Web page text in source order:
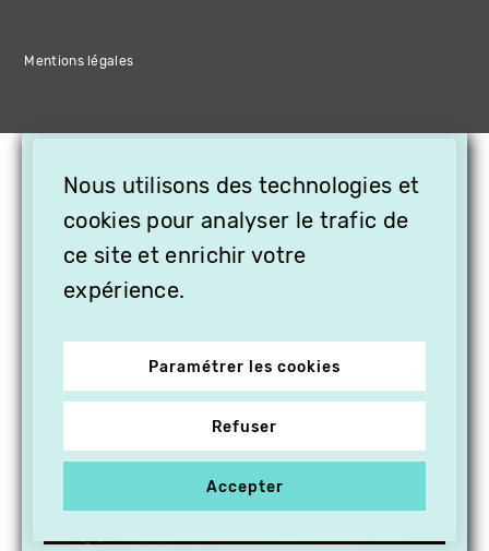
Mentions légales
Nous utilisons des technologies et
cookies pour analyser le trafic de
ce site et enrichir votre
expérience.
Paramétrer les cookies
Refuser
Accepter
OFFREZ LA VIDÉO EN
CADEAU, ABONNEZ VOS
PROCHES À VITHÈQUE !